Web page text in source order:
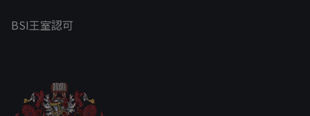
BSI王室認可